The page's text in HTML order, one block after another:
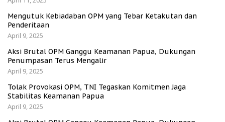
Mengutuk Kebiadaban OPM yang Tebar Ketakutan dan
Penderitaan
April 9, 2025
Aksi Brutal OPM Ganggu Keamanan Papua, Dukungan
Penumpasan Terus Mengalir
April 9, 2025
Tolak Provokasi OPM, TNI Tegaskan Komitmen Jaga
Stabilitas Keamanan Papua
April 9, 2025